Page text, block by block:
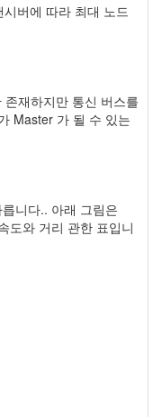
버에 따라 최대 노드
재하지만 통신 버스를
Master 가 될 수 있는
니다.. 아래 그림은
도와 거리 관한 표입니